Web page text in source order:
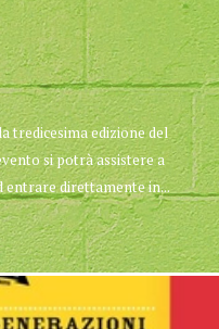
tredicesima edizione del
si potrà assistere a
entrare direttamente in...